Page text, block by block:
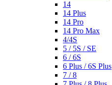
14
14 Plus
14 Pro
14 Pro Max
4/4S
5 / 5S / SE
6 / 6S
6 Plus / 6S Plus
7 / 8